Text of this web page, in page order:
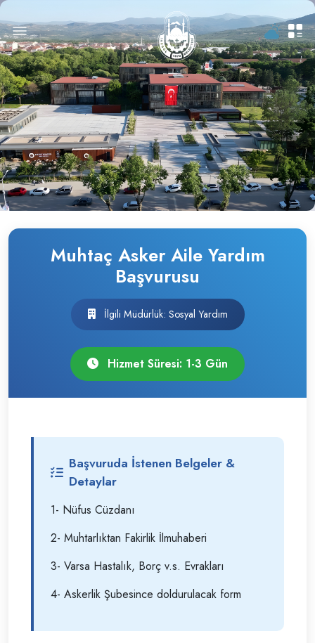
Muhtaç Asker Aile Yardım
Başvurusu
İlgili Müdürlük: Sosyal Yardım
Hizmet Süresi: 1-3 Gün
Başvuruda İstenen Belgeler &
Detaylar
1- Nüfus Cüzdanı
2- Muhtarlıktan Fakirlik İlmuhaberi
3- Varsa Hastalık, Borç v.s. Evrakları
4- Askerlik Şubesince doldurulacak form